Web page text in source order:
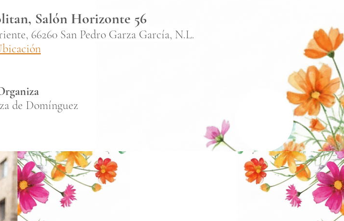
Salón Horizonte 56
66260 San Pedro Garza García, N.L.
de Domínguez